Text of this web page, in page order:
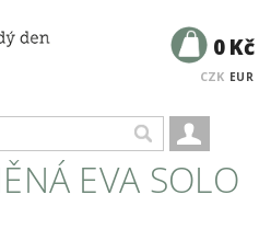
CZK EUR
0 Kč
EVA SOLO